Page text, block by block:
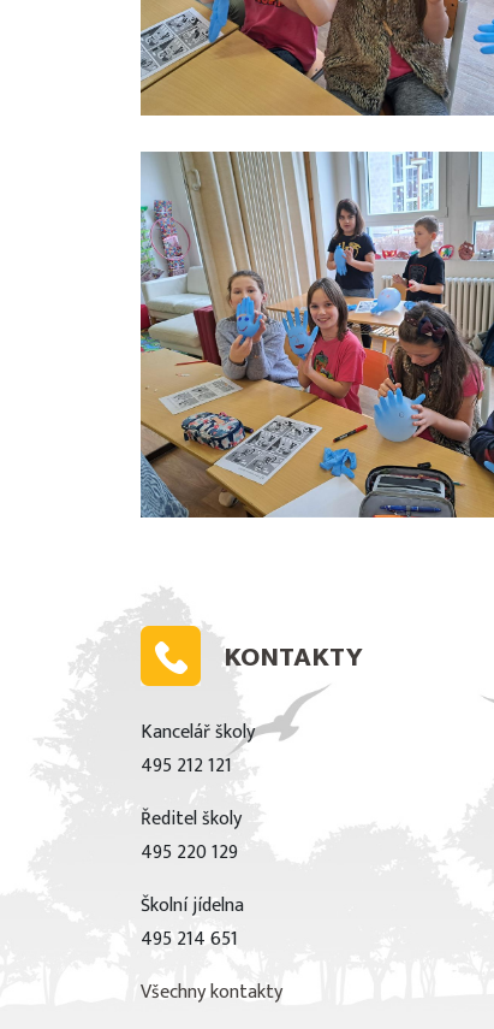
KONTAKTY
Kancelář školy
495 212 121
Ředitel školy
495 220 129
Školní jídelna
495 214 651
Všechny kontakty